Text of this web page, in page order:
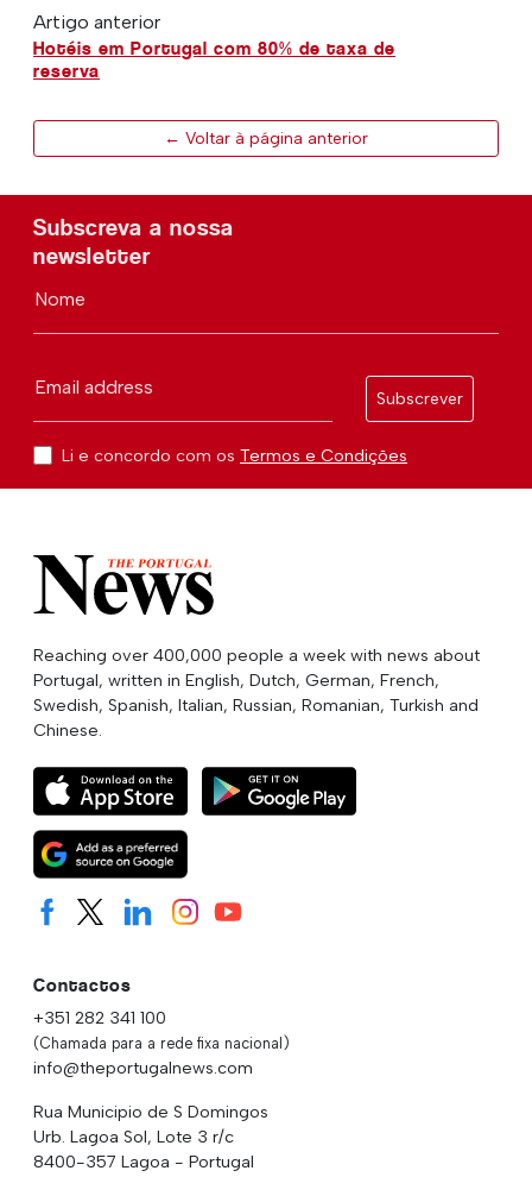
Artigo anterior
Hotéis em Portugal com 80% de taxa de
reserva
← Voltar à página anterior
Subscreva a nossa
newsletter
Nome
Email address
Subscrever
Li e concordo com os Termos e Condições
Reaching over 400,000 people a week with news about
Portugal, written in English, Dutch, German, French,
Swedish, Spanish, Italian, Russian, Romanian, Turkish and
Chinese.
Contactos
+351 282 341 100
(Chamada para a rede fixa nacional)
info@theportugalnews.com
Rua Municipio de S Domingos
Urb. Lagoa Sol, Lote 3 r/c
8400-357 Lagoa - Portugal